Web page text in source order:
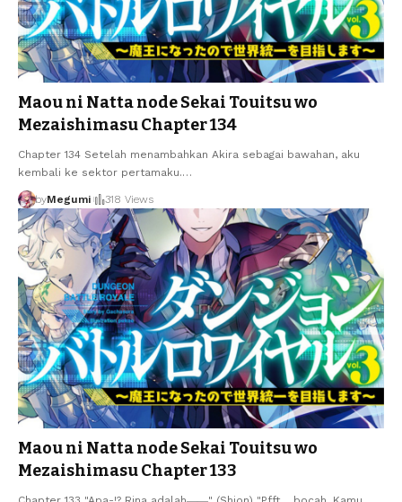
Maou ni Natta node Sekai Touitsu wo
Mezaishimasu Chapter 134
Chapter 134 Setelah menambahkan Akira sebagai bawahan, aku
kembali ke sektor pertamaku.…
byMegumi 318 Views
Maou ni Natta node Sekai Touitsu wo
Mezaishimasu Chapter 133